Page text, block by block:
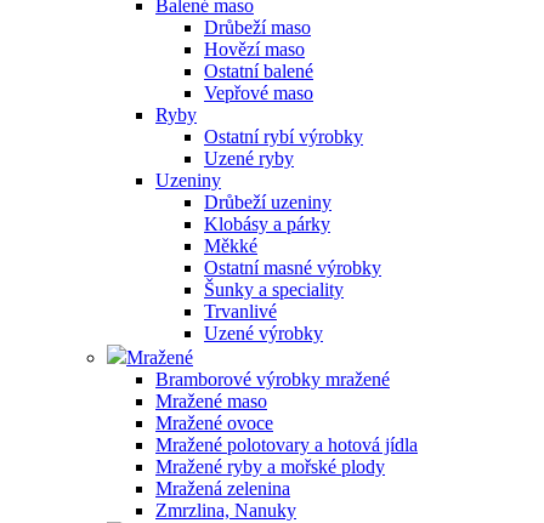
Balené maso
Drůbeží maso
Hovězí maso
Ostatní balené
Vepřové maso
Ryby
Ostatní rybí výrobky
Uzené ryby
Uzeniny
Drůbeží uzeniny
Klobásy a párky
Měkké
Ostatní masné výrobky
Šunky a speciality
Trvanlivé
Uzené výrobky
Mražené
Bramborové výrobky mražené
Mražené maso
Mražené ovoce
Mražené polotovary a hotová jídla
Mražené ryby a mořské plody
Mražená zelenina
Zmrzlina, Nanuky